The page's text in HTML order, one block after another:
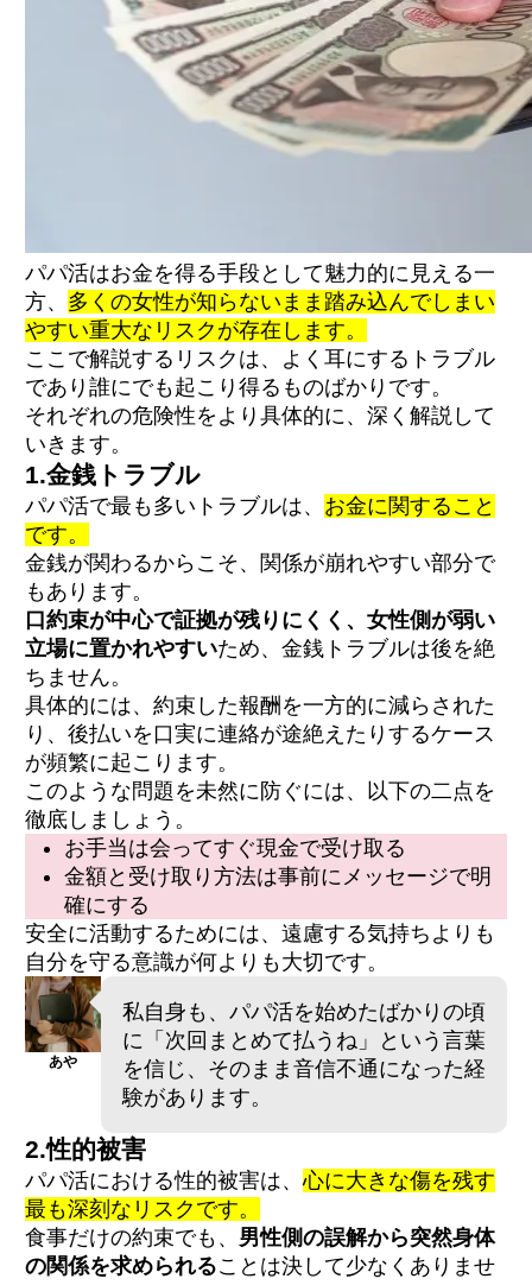
パパ活はお金を得る手段として魅力的に見える一
方、 多くの女性が知らないまま踏み込んでしまい
やすい重大なリスクが存在します。
ここで解説するリスクは、よく耳にするトラブル
であり誰にでも起こり得るものばかりです。
それぞれの危険性をより具体的に、深く解説して
いきます。
1.金銭トラブル
パパ活で最も多いトラブルは、 お金に関すること
です。
金銭が関わるからこそ、関係が崩れやすい部分で
もあります。
口約束が中心で証拠が残りにくく、女性側が弱い
立場に置かれやすいため、金銭トラブルは後を絶
ちません。
具体的には、約束した報酬を一方的に減らされた
り、後払いを口実に連絡が途絶えたりするケース
が頻繁に起こります。
このような問題を未然に防ぐには、以下の二点を
徹底しましょう。
お手当は会ってすぐ現金で受け取る
金額と受け取り方法は事前にメッセージで明
確にする
安全に活動するためには、遠慮する気持ちよりも
自分を守る意識が何よりも大切です。
あや
私自身も、パパ活を始めたばかりの頃
に「次回まとめて払うね」という言葉
を信じ、そのまま音信不通になった経
験があります。
2.性的被害
パパ活における性的被害は、心に大きな傷を残す
最も深刻なリスクです。
食事だけの約束でも、 男性側の誤解から突然身体
の関係を求められることは決して少なくありませ